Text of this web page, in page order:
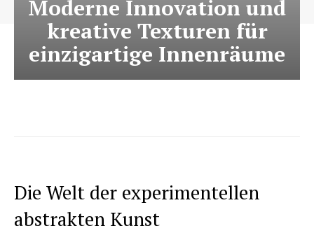
Moderne Innovation und
kreative Texturen für
einzigartige Innenräume
Die Welt der experimentellen
abstrakten Kunst